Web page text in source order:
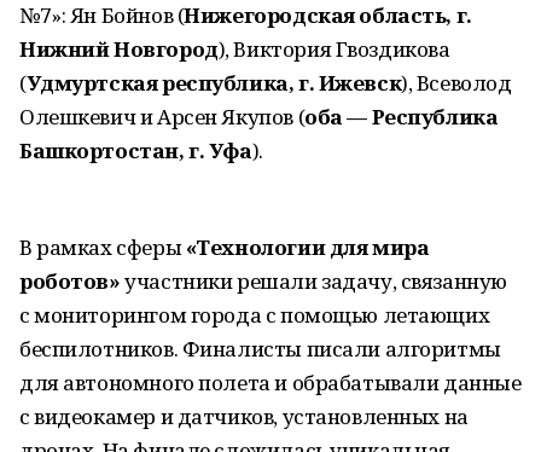
№7»: Ян Бойнов (Нижегородская область, г.
Нижний Новгород), Виктория Гвоздикова
(Удмуртская республика, г. Ижевск), Всеволод
Олешкевич и Арсен Якупов (оба — Республика
Башкортостан, г. Уфа).
В рамках сферы«Технологии для мира
роботов»участники решали задачу, связанную
с мониторингом города с помощью летающих
беспилотников. Финалисты писали алгоритмы
для автономного полета и обрабатывали данные
с видеокамер и датчиков, установленных на